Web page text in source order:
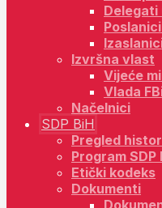
Delegati
Izvršna vlast
Vijeće
Vlada
Načelnici
SDP BiH
Pregled
Program SDP
Etički kodeks
Dokumenti